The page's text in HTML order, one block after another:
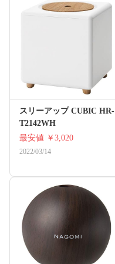
スリーアップ CUBIC HR-
T2142WH
最安値 ￥3,020
2022/03/14